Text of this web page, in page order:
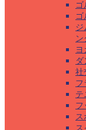
ゴ
ゴ
ジ
ン
社
フ
テ
フ
ス
ス